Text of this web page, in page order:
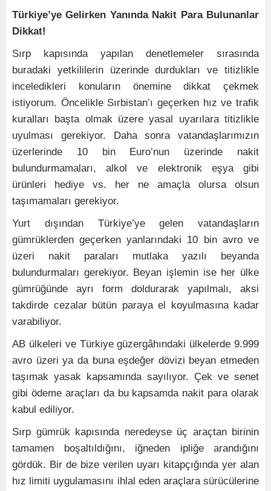
Türkiye’ye Gelirken Yanında Nakit Para Bulunanlar
Dikkat!
Sırp kapısında yapılan denetlemeler sırasında
buradaki yetkililerin üzerinde durdukları ve titizlikle
inceledikleri konuların önemine dikkat çekmek
istiyorum. Öncelikle Sırbistan’ı geçerken hız ve trafik
kuralları başta olmak üzere yasal uyarılara titizlikle
uyulması gerekiyor. Daha sonra vatandaşlarımızın
üzerlerinde 10 bin Euro’nun üzerinde nakit
bulundurmamaları, alkol ve elektronik eşya gibi
ürünleri hediye vs. her ne amaçla olursa olsun
taşımamaları gerekiyor.
Yurt dışından Türkiye’ye gelen vatandaşların
gümrüklerden geçerken yanlarındaki 10 bin avro ve
üzeri nakit paraları mutlaka yazılı beyanda
bulundurmaları gerekiyor. Beyan işlemin ise her ülke
gümrüğünde ayrı form doldurarak yapılmalı, aksi
takdirde cezalar bütün paraya el koyulmasına kadar
varabiliyor.
AB ülkeleri ve Türkiye güzergâhındaki ülkelerde 9.999
avro üzeri ya da buna eşdeğer dövizi beyan etmeden
taşımak yasak kapsamında sayılıyor. Çek ve senet
gibi ödeme araçları da bu kapsamda nakit para olarak
kabul ediliyor.
Sırp gümrük kapısında neredeyse üç araçtan birinin
tamamen boşaltıldığını, iğneden ipliğe arandığını
gördük. Bir de bize verilen uyarı kitapçığında yer alan
hız limiti uygulamasını ihlal eden araçlara sürücülerine